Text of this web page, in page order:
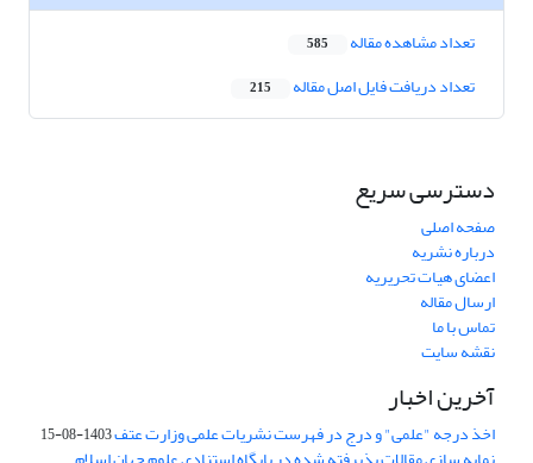
تعداد مشاهده مقاله 585
تعداد دریافت فایل اصل مقاله 215
دسترسی سریع
صفحه اصلی
درباره نشریه
اعضای هیات تحریریه
ارسال مقاله
تماس با ما
نقشه سایت
آخرین اخبار
اخذ درجه "علمی" و درج در فهرست نشریات علمی وزارت عتف1403-08-15